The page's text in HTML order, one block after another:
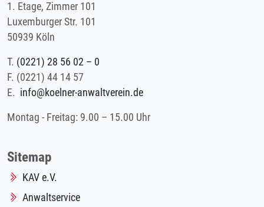
1. Etage, Zimmer 101
Luxemburger Str. 101
50939 Köln
T. (0221) 28 56 02 – 0
F. (0221) 44 14 57
E. info@koelner-anwaltverein.de
Montag - Freitag: 9.00 – 15.00 Uhr
Sitemap
KAV e.V.
Anwaltservice